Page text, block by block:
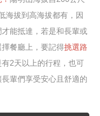
海拔到高海拔都有，因
能抵達，若是和長輩或
餐廳上，要記得挑選路
有2天以上的行程，也可
輩們享受安心且舒適的